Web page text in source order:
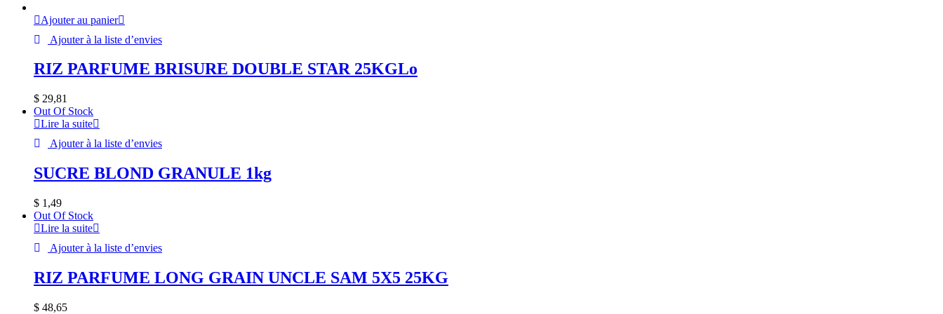
Ajouter au panier
Ajouter à la liste d’envies
RIZ PARFUME BRISURE DOUBLE STAR 25KGLo
$ 29,81
Out Of Stock
Lire la suite
Ajouter à la liste d’envies
SUCRE BLOND GRANULE 1kg
$ 1,49
Out Of Stock
Lire la suite
Ajouter à la liste d’envies
RIZ PARFUME LONG GRAIN UNCLE SAM 5X5 25KG
$ 48,65